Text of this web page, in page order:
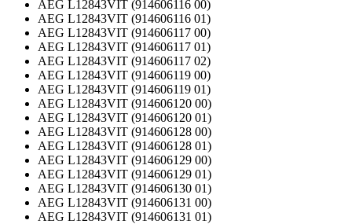
AEG L12843VIT (914606116 00)
AEG L12843VIT (914606116 01)
AEG L12843VIT (914606117 00)
AEG L12843VIT (914606117 01)
AEG L12843VIT (914606117 02)
AEG L12843VIT (914606119 00)
AEG L12843VIT (914606119 01)
AEG L12843VIT (914606120 00)
AEG L12843VIT (914606120 01)
AEG L12843VIT (914606128 00)
AEG L12843VIT (914606128 01)
AEG L12843VIT (914606129 00)
AEG L12843VIT (914606129 01)
AEG L12843VIT (914606130 01)
AEG L12843VIT (914606131 00)
AEG L12843VIT (914606131 01)